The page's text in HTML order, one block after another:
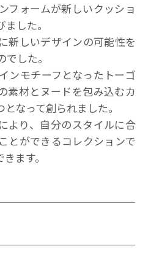
フォームが新しいクッショ
した。
新しいデザインの可能性を
した。
ンモチーフとなったトーゴ
素材とヌードを包み込むカ
なって創られました。
より、自分のスタイルに合
とができるコレクションで
ます。